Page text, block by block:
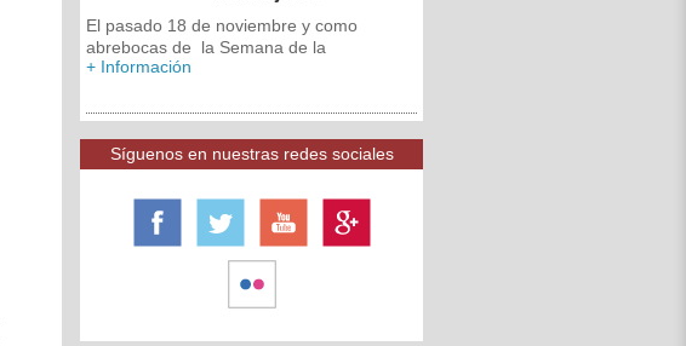
El pasado 18 de noviembre y como
abrebocas de la Semana de la
+ Información
Síguenos en nuestras redes sociales